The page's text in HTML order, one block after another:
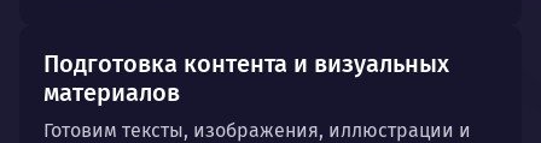
Подготовка контента и визуальных
материалов
Готовим тексты, изображения, иллюстрации и